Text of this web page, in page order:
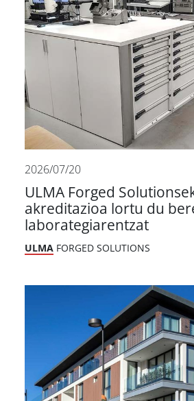
2026/07/20
ULMA Forged
akreditazioa lortu du
laborategiarentzat
ULMA FORGED SOLUTIONS